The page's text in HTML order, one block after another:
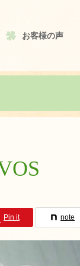
お客様の声
Pin it note